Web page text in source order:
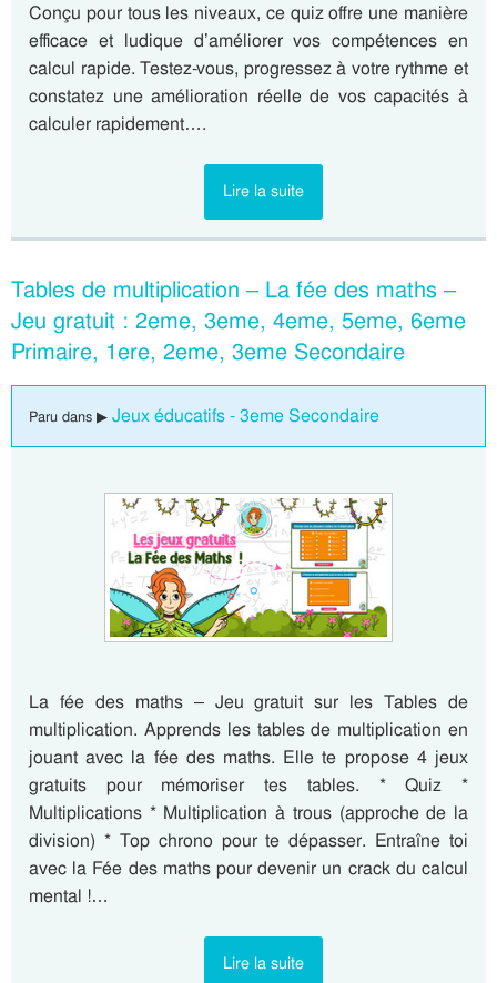
Conçu pour tous les niveaux, ce quiz offre une manière
efficace et ludique d’améliorer vos compétences en
calcul rapide. Testez-vous, progressez à votre rythme et
constatez une amélioration réelle de vos capacités à
calculer rapidement….
Lire la suite
Tables de multiplication – La fée des maths –
Jeu gratuit : 2eme, 3eme, 4eme, 5eme, 6eme
Primaire, 1ere, 2eme, 3eme Secondaire
Paru dans ▶ Jeux éducatifs - 3eme Secondaire
La fée des maths – Jeu gratuit sur les Tables de
multiplication. Apprends les tables de multiplication en
jouant avec la fée des maths. Elle te propose 4 jeux
gratuits pour mémoriser tes tables. * Quiz *
Multiplications * Multiplication à trous (approche de la
division) * Top chrono pour te dépasser. Entraîne toi
avec la Fée des maths pour devenir un crack du calcul
mental !…
Lire la suite